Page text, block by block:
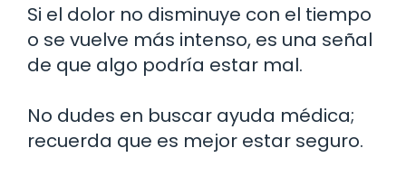
Si el dolor no disminuye con el tiempo
o se vuelve más intenso, es una señal
de que algo podría estar mal.
No dudes en buscar ayuda médica;
recuerda que es mejor estar seguro.